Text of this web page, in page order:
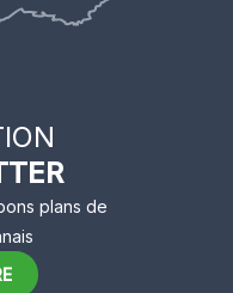
plans de